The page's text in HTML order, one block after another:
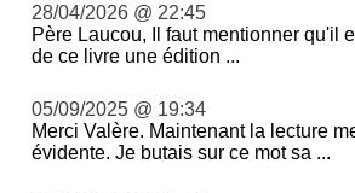
28/04/2026 @ 22:45
Père Laucou, Il faut mentionner qu'il
de ce livre une édition ...
05/09/2025 @ 19:34
Merci Valère. Maintenant la lecture
évidente. Je butais sur ce mot sa ...